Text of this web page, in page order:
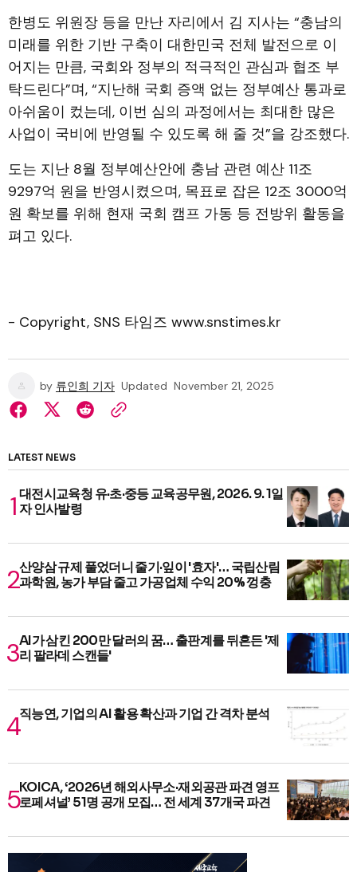
한병도 위원장 등을 만난 자리에서 김 지사는 “충남의
미래를 위한 기반 구축이 대한민국 전체 발전으로 이
어지는 만큼, 국회와 정부의 적극적인 관심과 협조 부
탁드린다”며, “지난해 국회 증액 없는 정부예산 통과로
아쉬움이 컸는데, 이번 심의 과정에서는 최대한 많은
사업이 국비에 반영될 수 있도록 해 줄 것”을 강조했다.
도는 지난 8월 정부예산안에 충남 관련 예산 11조
9297억 원을 반영시켰으며, 목표로 잡은 12조 3000억
원 확보를 위해 현재 국회 캠프 가동 등 전방위 활동을
펴고 있다.
- Copyright, SNS 타임즈 www.snstimes.kr
by 류인희 기자 Updated November 21, 2025
LATEST NEWS
대전시교육청 유·초·중등 교육공무원, 2026. 9. 1일
자 인사발령
산양삼 규제 풀었더니 줄기·잎이 '효자'… 국립산림
과학원, 농가 부담 줄고 가공업체 수익 20% 껑충
AI가 삼킨 200만 달러의 꿈… 출판계를 뒤흔든 '제
리 팔라데 스캔들'
직능연, 기업의 AI 활용 확산과 기업 간 격차 분석
KOICA, ‘2026년 해외사무소·재외공관 파견 영프
로페셔널’ 51명 공개 모집… 전 세계 37개국 파견